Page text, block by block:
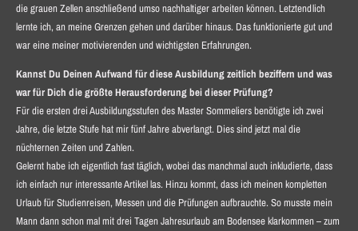
die grauen Zellen anschließend umso nachhaltiger arbeiten können. Letztendlich
lernte ich, an meine Grenzen gehen und darüber hinaus. Das funktionierte gut und
war eine meiner motivierenden und wichtigsten Erfahrungen.
Kannst Du Deinen Aufwand für diese Ausbildung zeitlich beziffern und was
war für Dich die größte Herausforderung bei dieser Prüfung?
Für die ersten drei Ausbildungsstufen des Master Sommeliers benötigte ich zwei
Jahre, die letzte Stufe hat mir fünf Jahre abverlangt. Dies sind jetzt mal die
nüchternen Zeiten und Zahlen.
Gelernt habe ich eigentlich fast täglich, wobei das manchmal auch inkludierte, dass
ich einfach nur interessante Artikel las. Hinzu kommt, dass ich meinen kompletten
Urlaub für Studienreisen, Messen und die Prüfungen aufbrauchte. So musste mein
Mann dann schon mal mit drei Tagen Jahresurlaub am Bodensee klarkommen – zum